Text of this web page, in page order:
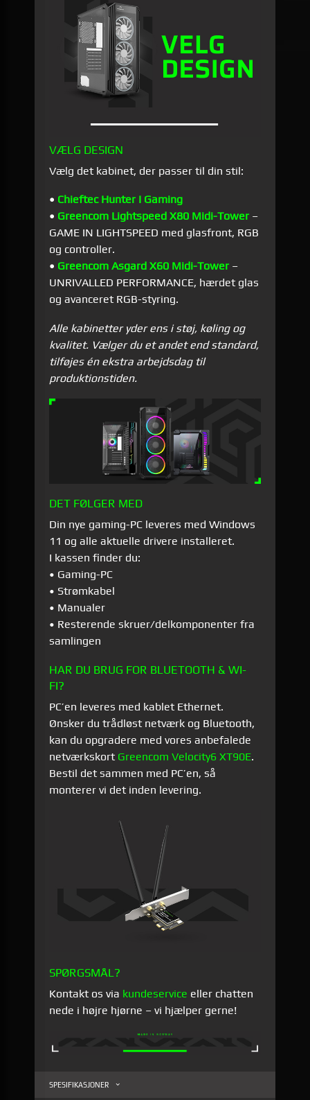
VÆLG DESIGN
Vælg det kabinet, der passer til din stil:
• Chieftec Hunter I Gaming
• Greencom Lightspeed X80 Midi-Tower –
GAME IN LIGHTSPEED med glasfront, RGB
og controller.
• Greencom Asgard X60 Midi-Tower –
UNRIVALLED PERFORMANCE, hærdet glas
og avanceret RGB-styring.
Alle kabinetter yder ens i støj, køling og
kvalitet. Vælger du et andet end standard,
tilføjes én ekstra arbejdsdag til
produktionstiden.
DET FØLGER MED
Din nye gaming-PC leveres med Windows
11 og alle aktuelle drivere installeret.
I kassen finder du:
• Gaming-PC
• Strømkabel
• Manualer
• Resterende skruer/delkomponenter fra
samlingen
HAR DU BRUG FOR BLUETOOTH & WI-
FI?
PC’en leveres med kablet Ethernet.
Ønsker du trådløst netværk og Bluetooth,
kan du opgradere med vores anbefalede
netværkskort Greencom Velocity6 XT90E.
Bestil det sammen med PC’en, så
monterer vi det inden levering.
SPØRGSMÅL?
Kontakt os via kundeservice eller chatten
nede i højre hjørne – vi hjælper gerne!
SPESIFIKASJONER